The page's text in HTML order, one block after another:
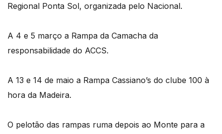
Regional Ponta Sol, organizada pelo Nacional.
A 4 e 5 março a Rampa da Camacha da
responsabilidade do ACCS.
A 13 e 14 de maio a Rampa Cassiano’s do clube 100 à
hora da Madeira.
O pelotão das rampas ruma depois ao Monte para a